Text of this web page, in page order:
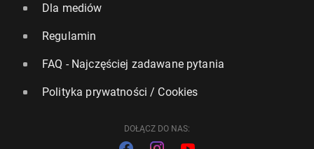
Dla mediów
Regulamin
FAQ - Najczęściej zadawane pytania
Polityka prywatności / Cookies
DOŁĄCZ DO NAS: